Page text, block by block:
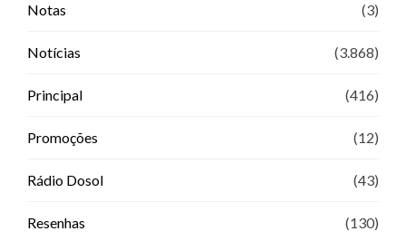
Notas (3)
Notícias (3.868)
Principal (416)
Promoções (12)
Rádio Dosol (43)
Resenhas (130)